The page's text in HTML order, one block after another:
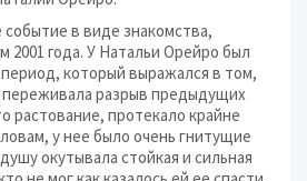
событие в виде знакомства,
2001 года. У Натальи Орейро был
который выражался в том,
переживала разрыв предыдущих
растование, протекало крайне
у нее было очень гнитущие
окутывала стойкая и сильная